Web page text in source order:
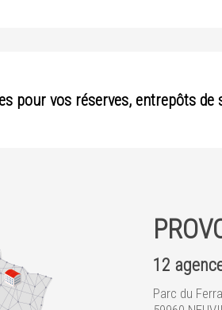
pour vos réserves, entrepôts de
12
Parc du